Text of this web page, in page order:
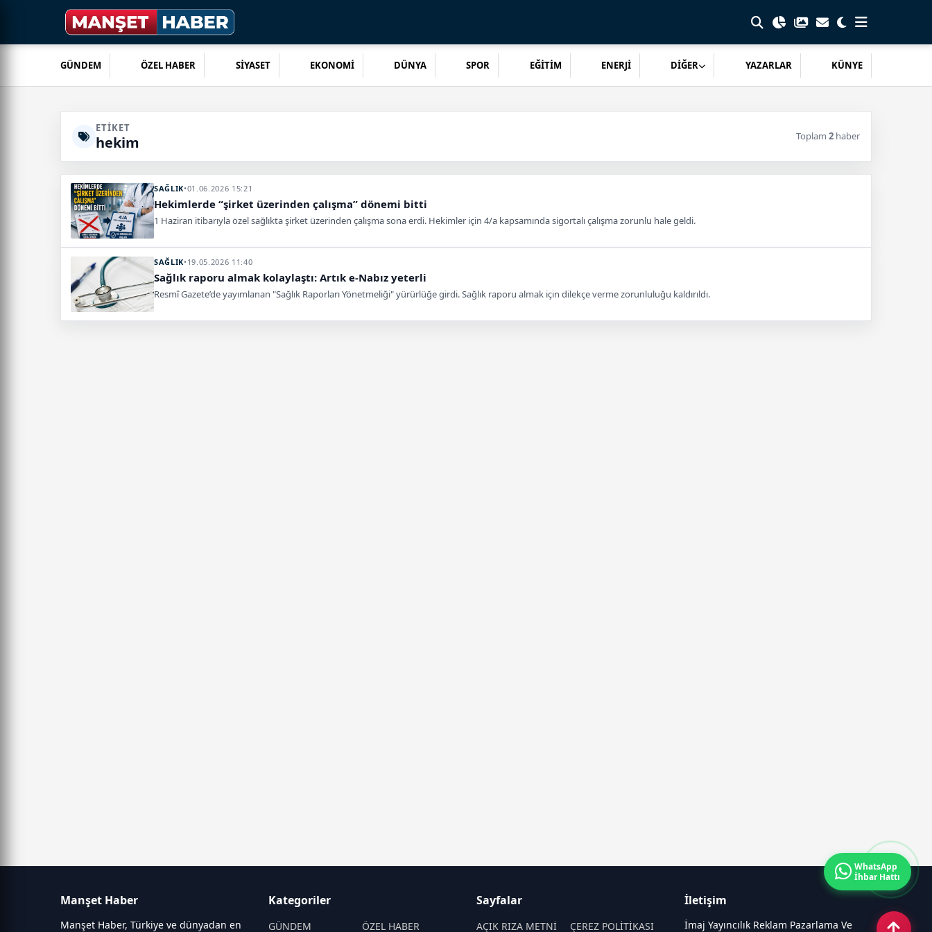
GÜNDEM ÖZEL HABER SİYASET EKONOMİ DÜNYA SPOR EĞİTİM ENERJİ DİĞER YAZARLAR KÜNYE
ETIKET
hekim Toplam 2 haber
SAĞLIK•01.06.2026 15:21
Hekimlerde “şirket üzerinden çalışma” dönemi bitti
1 Haziran itibarıyla özel sağlıkta şirket üzerinden çalışma sona erdi. Hekimler için 4/a kapsamında sigortalı çalışma zorunlu hale geldi.
SAĞLIK•19.05.2026 11:40
Sağlık raporu almak kolaylaştı: Artık e-Nabız yeterli
Resmî Gazete’de yayımlanan "Sağlık Raporları Yönetmeliği" yürürlüğe girdi. Sağlık raporu almak için dilekçe verme zorunluluğu kaldırıldı.
Manşet Haber
Manşet Haber, Türkiye ve dünyadan en
Kategoriler
GÜNDEM ÖZEL HABER
Sayfalar
AÇIK RIZA METNİ ÇEREZ POLİTİKASI
İletişim
İmaj Yayıncılık Reklam Pazarlama Ve
WhatsApp
İhbar Hattı